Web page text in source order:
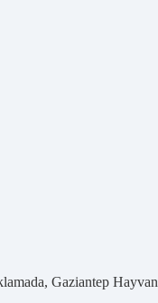
Gaziantep